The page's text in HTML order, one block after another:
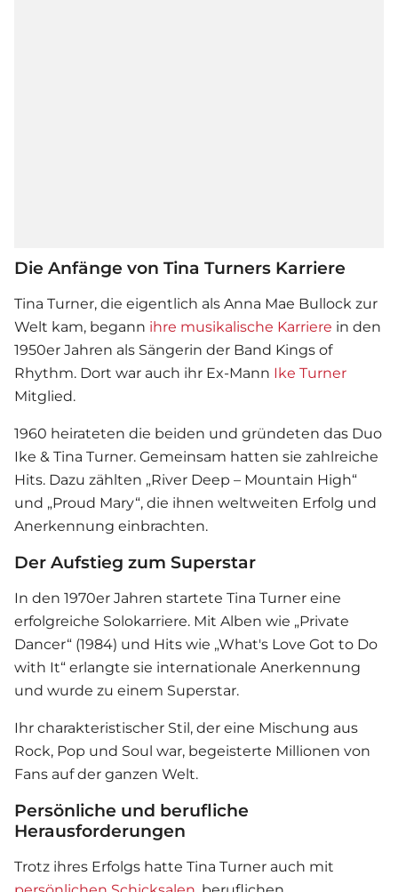
Die Anfänge von Tina Turners Karriere
Tina Turner, die eigentlich als Anna Mae Bullock zur
Welt kam, begann ihre musikalische Karriere in den
1950er Jahren als Sängerin der Band Kings of
Rhythm. Dort war auch ihr Ex-Mann Ike Turner
Mitglied.
1960 heirateten die beiden und gründeten das Duo
Ike & Tina Turner. Gemeinsam hatten sie zahlreiche
Hits. Dazu zählten „River Deep – Mountain High“
und „Proud Mary“, die ihnen weltweiten Erfolg und
Anerkennung einbrachten.
Der Aufstieg zum Superstar
In den 1970er Jahren startete Tina Turner eine
erfolgreiche Solokarriere. Mit Alben wie „Private
Dancer“ (1984) und Hits wie „What's Love Got to Do
with It“ erlangte sie internationale Anerkennung
und wurde zu einem Superstar.
Ihr charakteristischer Stil, der eine Mischung aus
Rock, Pop und Soul war, begeisterte Millionen von
Fans auf der ganzen Welt.
Persönliche und berufliche
Herausforderungen
Trotz ihres Erfolgs hatte Tina Turner auch mit